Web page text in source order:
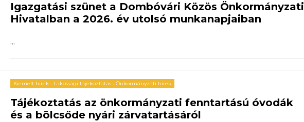
Igazgatási szünet a Dombóvári Közös Önkormányzati
Hivatalban a 2026. év utolsó munkanapjaiban
...
Kiemelt hírek • Lakossági tájékoztatás • Önkormányzati hírek
Tájékoztatás az önkormányzati fenntartású óvodák
és a bölcsőde nyári zárvatartásáról